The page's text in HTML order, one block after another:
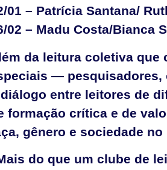
01 – Patrícia Santana/
02 – Madu Costa/Bianca
da leitura coletiva que
— pesquisadores,
entre leitores de
formação crítica e de
gênero e sociedade no
do que um clube de